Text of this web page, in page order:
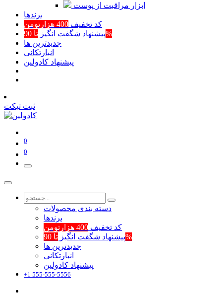
ابزار مراقبت از پوست
برند‌ها
کد تخفیف 400 هزارتومن
پیشنهاد شگفت انگیزتا 90%
جدیدترین ها
انبارتکانی
پیشنهاد کادولین
ثبت تیکت
0
0
دسته بندی محصولات
برند‌ها
کد تخفیف 400 هزارتومن
پیشنهاد شگفت انگیزتا 90%
جدیدترین ها
انبارتکانی
پیشنهاد کادولین
+1 555-555-5556